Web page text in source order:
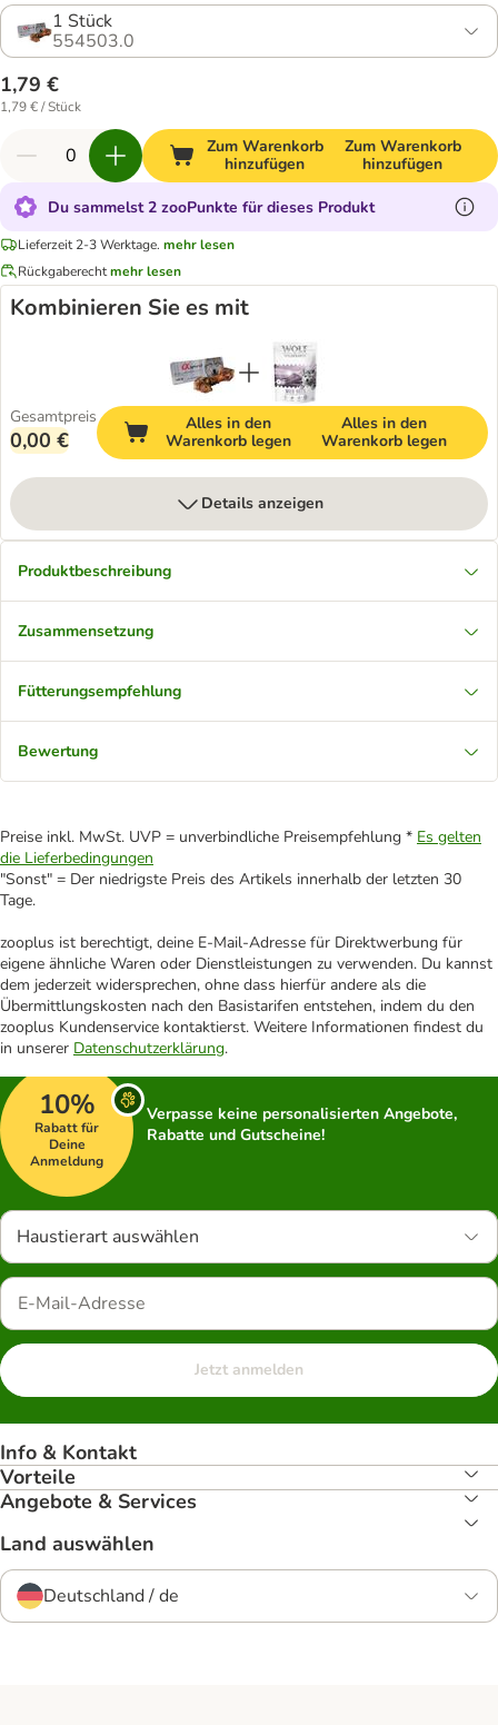
1 Stück
554503.0
1,79 €
1,79 € / Stück
Zum Warenkorb
hinzufügen
Zum Warenkorb
hinzufügen
Du sammelst 2 zooPunkte für dieses Produkt
Lieferzeit 2-3 Werktage. mehr lesen
Rückgaberechtmehr lesen
Kombinieren Sie es mit
Gesamtpreis
0,00 €
Alles in den
Warenkorb legen
Alles in den
Warenkorb legen
Details anzeigen
Produktbeschreibung
Zusammensetzung
Fütterungsempfehlung
Bewertung
Preise inkl. MwSt. UVP = unverbindliche Preisempfehlung * Es gelten
die Lieferbedingungen
"Sonst" = Der niedrigste Preis des Artikels innerhalb der letzten 30
Tage.
zooplus ist berechtigt, deine E-Mail-Adresse für Direktwerbung für
eigene ähnliche Waren oder Dienstleistungen zu verwenden. Du kannst
dem jederzeit widersprechen, ohne dass hierfür andere als die
Übermittlungskosten nach den Basistarifen entstehen, indem du den
zooplus Kundenservice kontaktierst. Weitere Informationen findest du
in unserer Datenschutzerklärung.
10%
Rabatt für
Deine
Anmeldung
Verpasse keine personalisierten Angebote,
Rabatte und Gutscheine!
Haustierart auswählen
Jetzt anmelden
Info & Kontakt
Vorteile
Angebote & Services
Land auswählen
Deutschland / de